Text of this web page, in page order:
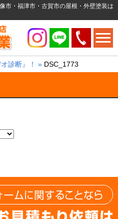
市・福津市・古賀市の屋根・外壁塗装は
診断』！ » DSC_1773